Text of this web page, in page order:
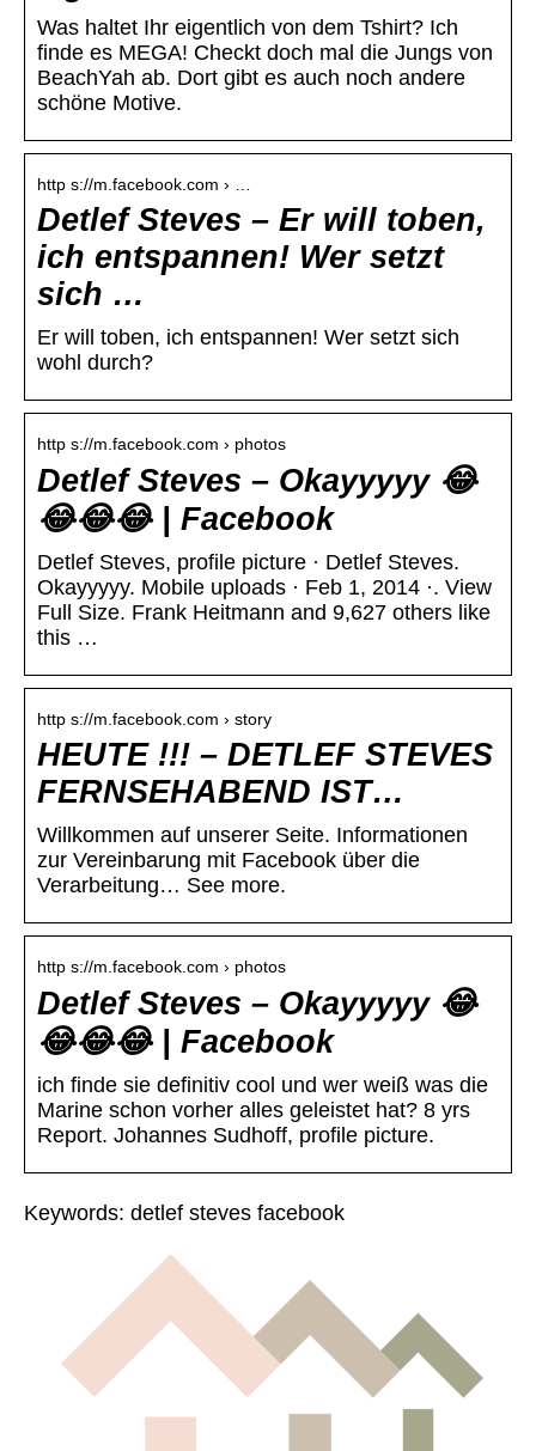
Was haltet Ihr eigentlich von dem Tshirt? Ich
finde es MEGA! Checkt doch mal die Jungs von
BeachYah ab. Dort gibt es auch noch andere
schöne Motive.
http s://m.facebook.com › …
Detlef Steves – Er will toben,
ich entspannen! Wer setzt
sich …
Er will toben, ich entspannen! Wer setzt sich
wohl durch?
http s://m.facebook.com › photos
Detlef Steves – Okayyyyy 😂
😂😂😂 | Facebook
Detlef Steves, profile picture · Detlef Steves.
Okayyyyy. Mobile uploads · Feb 1, 2014 ·. View
Full Size. Frank Heitmann and 9,627 others like
this …
http s://m.facebook.com › story
HEUTE !!! – DETLEF STEVES
FERNSEHABEND IST…
Willkommen auf unserer Seite. Informationen
zur Vereinbarung mit Facebook über die
Verarbeitung… See more.
http s://m.facebook.com › photos
Detlef Steves – Okayyyyy 😂
😂😂😂 | Facebook
ich finde sie definitiv cool und wer weiß was die
Marine schon vorher alles geleistet hat? 8 yrs
Report. Johannes Sudhoff, profile picture.
Keywords: detlef steves facebook